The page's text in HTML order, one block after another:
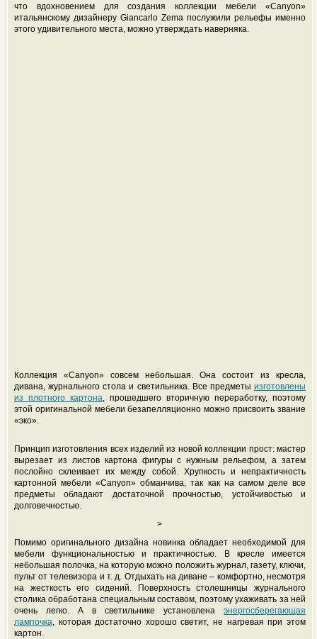
что вдохновением для создания коллекции мебели «Canyon»
итальянскому дизайнеру Giancarlo Zema послужили рельефы именно
этого удивительного места, можно утверждать наверняка.
Коллекция «Canyon» совсем небольшая. Она состоит из кресла,
дивана, журнального стола и светильника. Все предметыизготовлены
из плотного картона, прошедшего вторичную переработку, поэтому
этой оригинальной мебели безапелляционно можно присвоить звание
«эко».
Принцип изготовления всех изделий из новой коллекции прост: мастер
вырезает из листов картона фигуры с нужным рельефом, а затем
послойно склеивает их между собой. Хрупкость и непрактичность
картонной мебели «Canyon» обманчива, так как на самом деле все
предметы обладают достаточной прочностью, устойчивостью и
долговечностью.
>
Помимо оригинального дизайна новинка обладает необходимой для
мебели функциональностью и практичностью. В кресле имеется
небольшая полочка, на которую можно положить журнал, газету, ключи,
пульт от телевизора и т. д. Отдыхать на диване – комфортно, несмотря
на жесткость его сидений. Поверхность столешницы журнального
столика обработана специальным составом, поэтому ухаживать за ней
очень легко. А в светильнике установленаэнергосберегающая
лампочка, которая достаточно хорошо светит, не нагревая при этом
картон.